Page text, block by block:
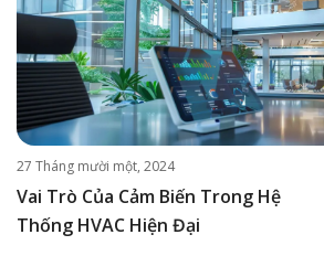
27 Tháng mười một, 2024
Vai Trò Của Cảm Biến Trong Hệ
Thống HVAC Hiện Đại